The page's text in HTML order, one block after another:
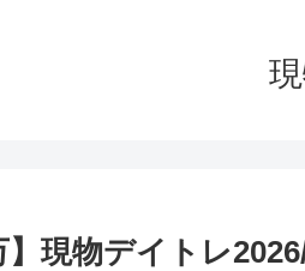
現物デイトレ